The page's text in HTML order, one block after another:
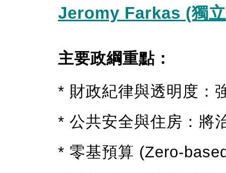
Jeromy Farkas (獨
主要政綱重點：
* 財政紀律與透明度：
* 公共安全與住房：將
* 零基預算 (Zero-